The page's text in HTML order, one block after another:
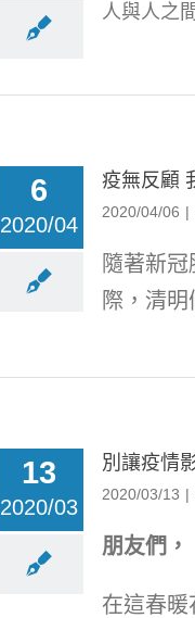
人與人之
6
2020/04
疫無反顧
2020/04/06 |
隨著新
際，清
13
2020/03
別讓疫情
2020/03/13 |
朋友們，
在這春